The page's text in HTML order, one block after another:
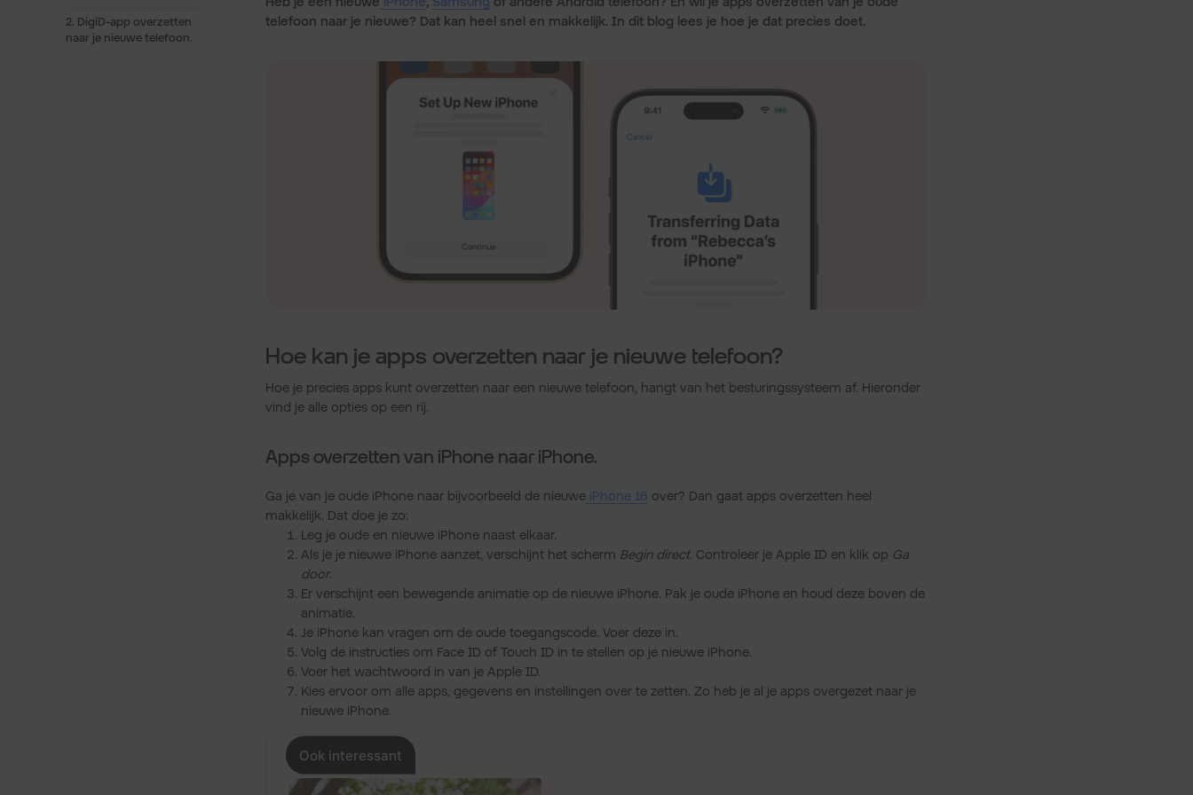
2. DigiD-app overzetten
naar je nieuwe telefoon.
telefoon naar je nieuwe? Dat kan heel snel en makkelijk. In dit blog lees je hoe je dat precies doet.
Hoe kan je apps overzetten naar je nieuwe telefoon?
Hoe je precies apps kunt overzetten naar een nieuwe telefoon, hangt van het besturingssysteem af. Hieronder
vind je alle opties op een rij.
Apps overzetten van iPhone naar iPhone.
Ga je van je oude iPhone naar bijvoorbeeld de nieuweiPhone 16 over? Dan gaat apps overzetten heel
makkelijk. Dat doe je zo:
Leg je oude en nieuwe iPhone naast elkaar.
Als je je nieuwe iPhone aanzet, verschijnt het scherm Begin direct. Controleer je Apple ID en klik op Ga
door.
Er verschijnt een bewegende animatie op de nieuwe iPhone. Pak je oude iPhone en houd deze boven de
animatie.
Je iPhone kan vragen om de oude toegangscode. Voer deze in.
Volg de instructies om Face ID of Touch ID in te stellen op je nieuwe iPhone.
Voer het wachtwoord in van je Apple ID.
Kies ervoor om alle apps, gegevens en instellingen over te zetten. Zo heb je al je apps overgezet naar je
nieuwe iPhone.